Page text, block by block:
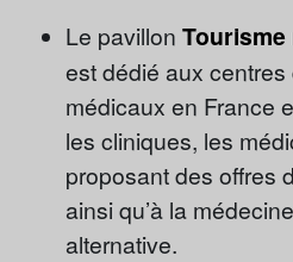
Le pavillon Tourisme
est dédié aux centres
médicaux en France
les cliniques, les
proposant des offres
ainsi qu’à la
alternative.